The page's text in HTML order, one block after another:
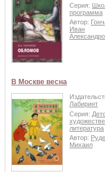
Серия:
программа
Автор:
Иван
В Москве весна
Лабиринт
Серия:
литература
Автор:
Михаил